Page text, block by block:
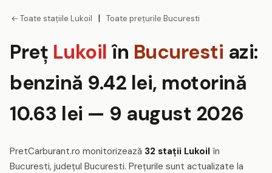
← Toate stațiile Lukoil | Toate prețurile Bucuresti
Preț Lukoil în Bucuresti azi:
benzină 9.42 lei, motorină
10.63 lei — 9 august 2026
PretCarburant.ro monitorizează 32 stații Lukoil în
Bucuresti, județul Bucuresti. Prețurile sunt actualizate la